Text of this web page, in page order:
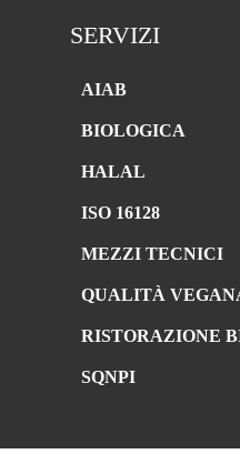
SERVIZI
AIAB
BIOLOGICA
HALAL
ISO 16128
MEZZI TECNICI
QUALITÀ
RISTORAZIONE
SQNPI